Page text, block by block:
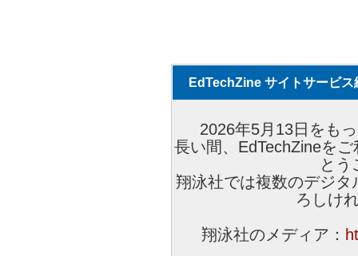
EdTechZine サイトサービス
2026年5月13日をも
長い間、EdTechZineを
とう
翔泳社では複数のデジ
ろしけ
翔泳社のメディア：